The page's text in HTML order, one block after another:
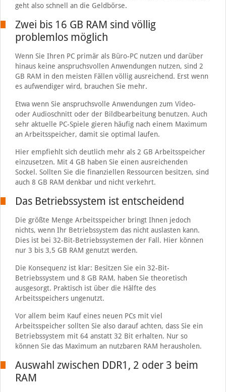
geht also schnell an die Geldbörse.
Zwei bis 16 GB RAM sind völlig
problemlos möglich
Wenn Sie Ihren PC primär als Büro-PC nutzen und darüber
hinaus keine anspruchsvollen Anwendungen nutzen, sind 2
GB RAM in den meisten Fällen völlig ausreichend. Erst wenn
es aufwendiger wird, brauchen Sie mehr.
Etwa wenn Sie anspruchsvolle Anwendungen zum Video-
oder Audioschnitt oder der Bildbearbeitung benutzen. Auch
sehr aktuelle PC-Spiele gieren häufig nach einem Maximum
an Arbeitsspeicher, damit sie optimal laufen.
Hier empfiehlt sich deutlich mehr als 2 GB Arbeitsspeicher
einzusetzen. Mit 4 GB haben Sie einen ausreichenden
Sockel. Sollten Sie die finanziellen Ressourcen besitzen, sind
auch 8 GB RAM denkbar und nicht verkehrt.
Das Betriebssystem ist entscheidend
Die größte Menge Arbeitsspeicher bringt Ihnen jedoch
nichts, wenn Ihr Betriebssystem das nicht auslasten kann.
Dies ist bei 32-Bit-Betriebssystemen der Fall. Hier können
nur 3 bis 3,5 GB RAM genutzt werden.
Die Konsequenz ist klar: Besitzen Sie ein 32-Bit-
Betriebssystem und 8 GB RAM, haben Sie theoretisch
ausgesorgt. Praktisch ist über die Hälfte des
Arbeitsspeichers ungenutzt.
Vor allem beim Kauf eines neuen PCs mit viel
Arbeitsspeicher sollten Sie also darauf achten, dass Sie ein
Betriebssystem mit 64 anstatt 32 Bit erhalten. Nur so
können Sie das Maximum an nutzbaren RAM herausholen.
Auswahl zwischen DDR1, 2 oder 3 beim
RAM